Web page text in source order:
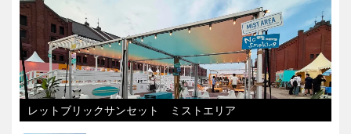
レットブリックサンセット ミストエリア